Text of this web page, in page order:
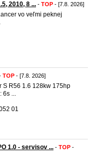
2010, 8 ... - TOP - [7.8. 2026]
vo veľmi peknej
TOP - [7.8. 2026]
S R56 1.6 128kw 175hp
6s ...
01
1.0 - servisov ... - TOP -